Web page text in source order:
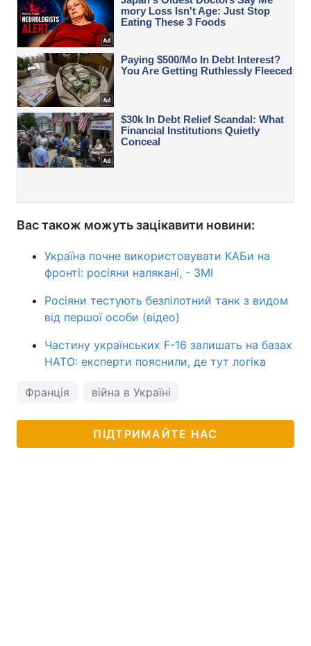
Вас також можуть зацікавити новини:
Україна почне використовувати КАБи на
фронті: росіяни налякані, - ЗМІ
Росіяни тестують ‎безпілотний танк з видом
від першої особи (відео)
Частину українських F-16 залишать на базах
НАТО: експерти пояснили, де тут логіка
Франція війна в Україні
ПІДТРИМАЙТЕ НАС